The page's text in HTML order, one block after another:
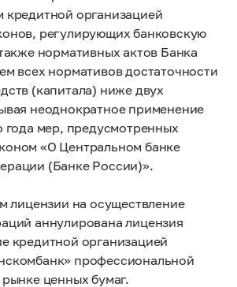
кредитной организацией
регулирующих банковскую
нормативных актов Банка
всех нормативов достаточности
(капитала) ниже двух
неоднократное применение
года мер, предусмотренных
«O Центральном банке
(Банке России)».
лицензии на осуществление
аннулирована лицензия
кредитной организацией
профессиональной
ценных бумаг.